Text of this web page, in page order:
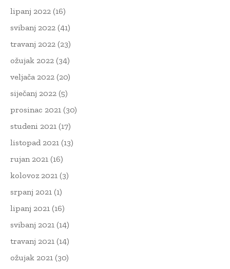
lipanj 2022 (16)
svibanj 2022 (41)
travanj 2022 (23)
ožujak 2022 (34)
veljača 2022 (20)
siječanj 2022 (5)
prosinac 2021 (30)
studeni 2021 (17)
listopad 2021 (13)
rujan 2021 (16)
kolovoz 2021 (3)
srpanj 2021 (1)
lipanj 2021 (16)
svibanj 2021 (14)
travanj 2021 (14)
ožujak 2021 (30)